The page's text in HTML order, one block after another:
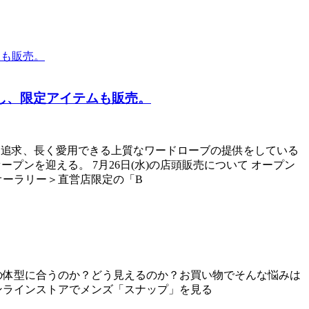
限定アイテムも販売。
求、長く愛用できる上質なワードローブの提供をしている
プンを迎える。 7月26日(水)の店頭販売について オープン
ラリー＞直営店限定の「B
型に合うのか？どう見えるのか？お買い物でそんな悩みは
インストアでメンズ「スナップ」を見る